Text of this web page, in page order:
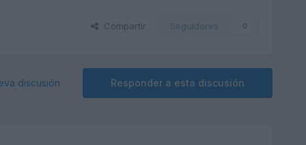
Compartir Seguidores 0
Responder a esta discusión
discusión